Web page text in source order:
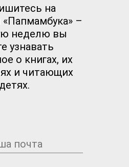
на
–
неделю вы
узнавать
о книгах, их
и читающих
детях.